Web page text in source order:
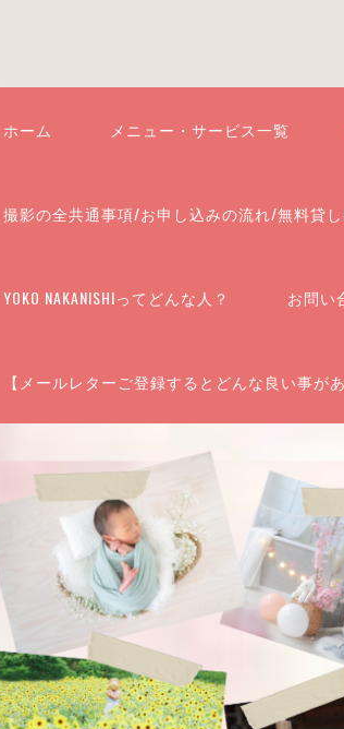
ホーム メニュー・サービス一覧
撮影の全共通事項/お申し込みの流れ/無料貸
YOKO NAKANISHIってどんな人？ お問い
【メールレターご登録するとどんな良い事があ